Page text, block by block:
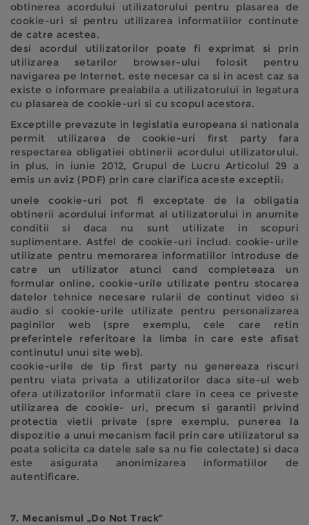
obtinerea acordului utilizatorului pentru plasarea de
cookie-uri si pentru utilizarea informatiilor continute
de catre acestea.
desi acordul utilizatorilor poate fi exprimat si prin
utilizarea setarilor browser-ului folosit pentru
navigarea pe Internet, este necesar ca si in acest caz sa
existe o informare prealabila a utilizatorului in legatura
cu plasarea de cookie-uri si cu scopul acestora.
Exceptiile prevazute in legislatia europeana si nationala
permit utilizarea de cookie-uri first party fara
respectarea obligatiei obtinerii acordului utilizatorului.
in plus, in iunie 2012, Grupul de Lucru Articolul 29 a
emis un aviz (PDF) prin care clarifica aceste exceptii:
unele cookie-uri pot fi exceptate de la obligatia
obtinerii acordului informat al utilizatorului in anumite
conditii si daca nu sunt utilizate in scopuri
suplimentare. Astfel de cookie-uri includ: cookie-urile
utilizate pentru memorarea informatiilor introduse de
catre un utilizator atunci cand completeaza un
formular online, cookie-urile utilizate pentru stocarea
datelor tehnice necesare rularii de continut video si
audio si cookie-urile utilizate pentru personalizarea
paginilor web (spre exemplu, cele care retin
preferintele referitoare la limba in care este afisat
continutul unui site web).
cookie-urile de tip first party nu genereaza riscuri
pentru viata privata a utilizatorilor daca site-ul web
ofera utilizatorilor informatii clare in ceea ce priveste
utilizarea de cookie- uri, precum si garantii privind
protectia vietii private (spre exemplu, punerea la
dispozitie a unui mecanism facil prin care utilizatorul sa
poata solicita ca datele sale sa nu fie colectate) si daca
este asigurata anonimizarea informatiilor de
autentificare.
7. Mecanismul „Do Not Track”